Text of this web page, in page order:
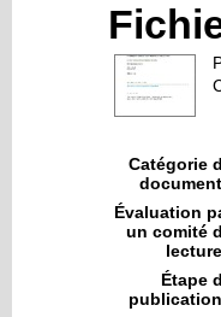
Catégorie
Évaluation
un comité
Étape